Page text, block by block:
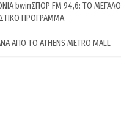
bwinΣΠΟΡ FM 94,6: ΤΟ ΜΕΓΑΛΟ
ΠΡΟΓΡΑΜΜΑ
ΑΠΟ ΤΟ ATHENS METRO MALL